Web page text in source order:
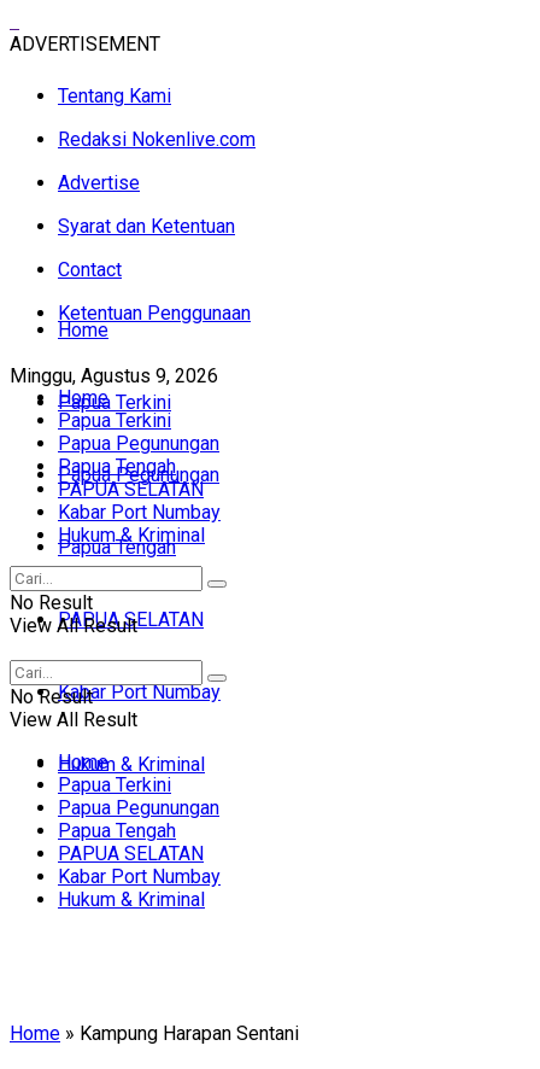
ADVERTISEMENT
Tentang Kami
Redaksi Nokenlive.com
Advertise
Syarat dan Ketentuan
Contact
Ketentuan Penggunaan
Minggu, Agustus 9, 2026
Home
Papua Terkini
Papua Pegunungan
Papua Tengah
PAPUA SELATAN
Kabar Port Numbay
Hukum & Kriminal
Home
Papua Terkini
Papua Pegunungan
Papua Tengah
PAPUA SELATAN
Kabar Port Numbay
Hukum & Kriminal
No Result
View All Result
No Result
View All Result
Home
Papua Terkini
Papua Pegunungan
Papua Tengah
PAPUA SELATAN
Kabar Port Numbay
Hukum & Kriminal
Home » Kampung Harapan Sentani